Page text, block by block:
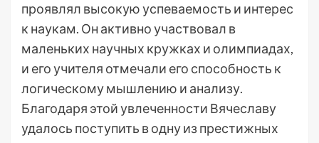
проявлял высокую успеваемость и интерес
к наукам. Он активно участвовал в
маленьких научных кружках и олимпиадах,
и его учителя отмечали его способность к
логическому мышлению и анализу.
Благодаря этой увлеченности Вячеславу
удалось поступить в одну из престижных